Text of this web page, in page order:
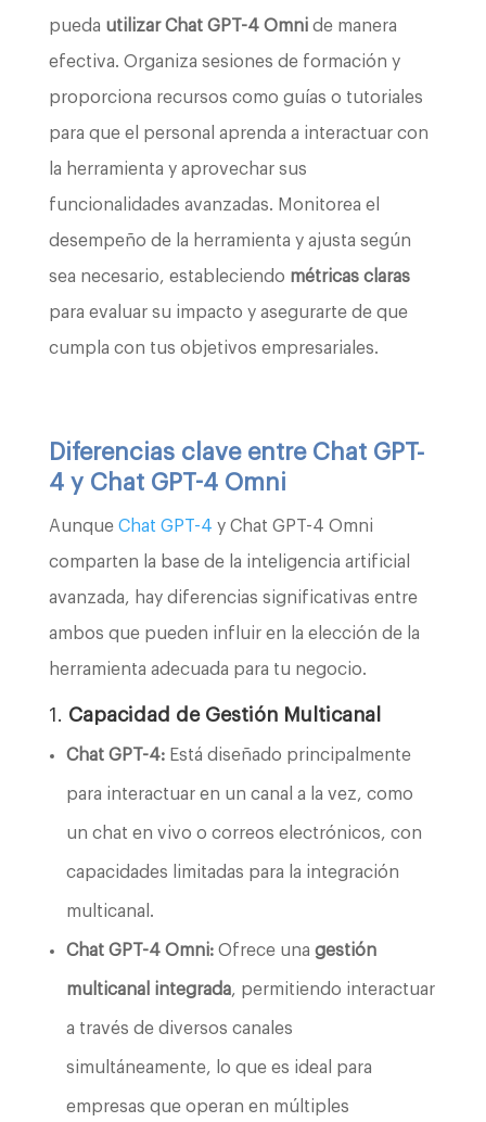
pueda utilizar Chat GPT-4 Omnide manera
efectiva. Organiza sesiones de formación y
proporciona recursos como guías o tutoriales
para que el personal aprenda a interactuar con
la herramienta y aprovechar sus
funcionalidades avanzadas. Monitorea el
desempeño de la herramienta y ajusta según
sea necesario, estableciendo métricas claras
para evaluar su impacto y asegurarte de que
cumpla con tus objetivos empresariales.
Diferencias clave entre Chat GPT-
4 y Chat GPT-4 Omni
Aunque Chat GPT-4 y Chat GPT-4 Omni
comparten la base de la inteligencia artificial
avanzada, hay diferencias significativas entre
ambos que pueden influir en la elección de la
herramienta adecuada para tu negocio.
1. Capacidad de Gestión Multicanal
Chat GPT-4:Está diseñado principalmente
para interactuar en un canal a la vez, como
un chat en vivo o correos electrónicos, con
capacidades limitadas para la integración
multicanal.
Chat GPT-4 Omni:Ofrece una gestión
multicanal integrada, permitiendo interactuar
a través de diversos canales
simultáneamente, lo que es ideal para
empresas que operan en múltiples